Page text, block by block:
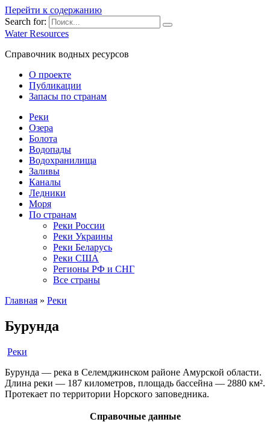
Перейти к содержанию
Search for:
Water Resources
Справочник водных ресурсов
О проекте
Публикации
Запасы по странам
Реки
Озера
Болота
Водопады
Водохранилища
Заливы
Каналы
Ледники
Моря
По странам
Реки России
Реки Украины
Реки Беларусь
Реки США
Регионы РФ и СНГ
Все страны
Главная » Реки
Бурунда
Реки
Бурунда — река в Селемджинском районе Амурской области.
Длина реки — 187 километров, площадь бассейна — 2880 км².
Протекает по территории Норского заповедника.
Справочные данные